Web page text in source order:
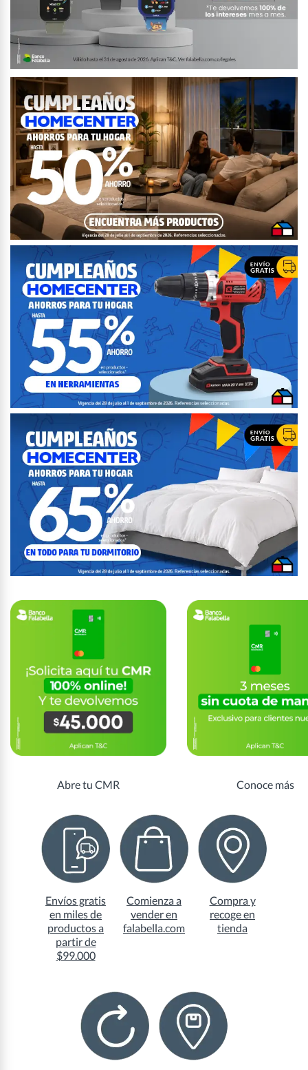
Abre tu CMR Conoce más
Envíos gratis
en miles de
productos a
partir de
$99.000
Comienza a
vender en
falabella.com
Compra y
recoge en
tienda